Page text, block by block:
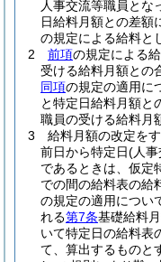
人事交流等職員とな
日給料月額との差額
の規定による給料と
2
前項の規定による
受ける給料月額との
同項の規定の適用に
と特定日給料月額と
職員の受ける給料月
3
給料月額の改定を
前日から特定日(人事
であるときは、仮定
での間の給料表の給
の規定の適用につい
れる第7条基礎給料月
いて特定日の給料表
て、算出するものと